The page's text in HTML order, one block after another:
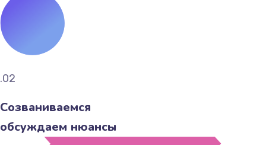
.02
Созваниваемся
обсуждаем нюансы